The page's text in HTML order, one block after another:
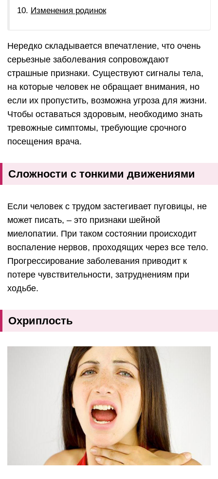
Изменения родинок
Нередко складывается впечатление, что очень
серьезные заболевания сопровождают
страшные признаки. Существуют сигналы тела,
на которые человек не обращает внимания, но
если их пропустить, возможна угроза для жизни.
Чтобы оставаться здоровым, необходимо знать
тревожные симптомы, требующие срочного
посещения врача.
Сложности с тонкими движениями
Если человек с трудом застегивает пуговицы, не
может писать, – это признаки шейной
миелопатии. При таком состоянии происходит
воспаление нервов, проходящих через все тело.
Прогрессирование заболевания приводит к
потере чувствительности, затруднениям при
ходьбе.
Охриплость